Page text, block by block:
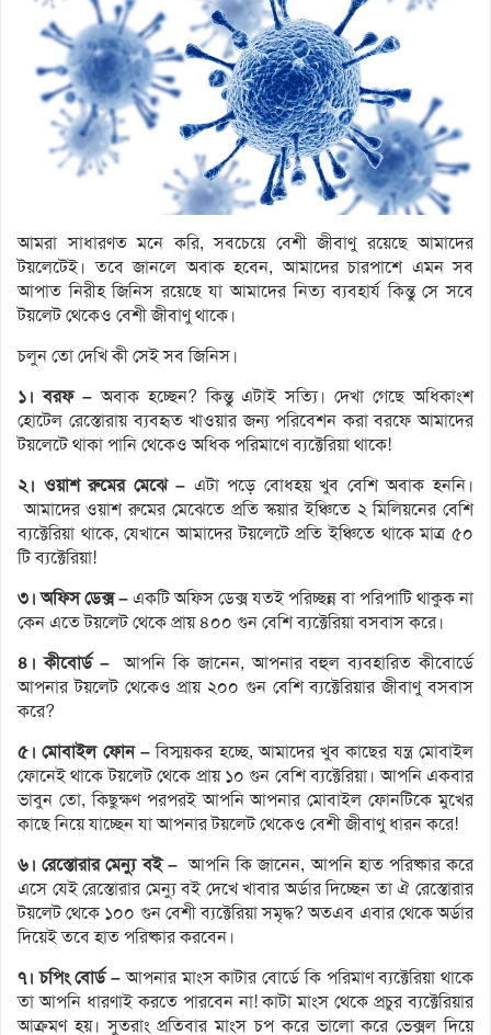
আমরা সাধারণত মনে করি, সবচেয়ে বেশী জীবাণু রয়েছে আমাদের
টয়লেটেই। তবে জানলে অবাক হবেন, আমাদের চারপাশে এমন সব
আপাত নিরীহ জিনিস রয়েছে যা আমাদের নিত্য ব্যবহার্য কিন্তু সে সবে
টয়লেট থেকেও বেশী জীবাণু থাকে।
চলুন তো দেখি কী সেই সব জিনিস।
১। বরফ –অবাক হচ্ছেন? কিন্তু এটাই সত্যি। দেখা গেছে অধিকাংশ
হোটেল রেস্তোরায় ব্যবহৃত খাওয়ার জন্য পরিবেশন করা বরফে আমাদের
টয়লেটে থাকা পানি থেকেও অধিক পরিমাণে ব্যক্টেরিয়া থাকে!
২। ওয়াশ রুমের মেঝে – এটা পড়ে বোধহয় খুব বেশি অবাক হননি।
আমাদের ওয়াশ রুমের মেঝেতে প্রতি স্কয়ার ইঞ্চিতে ২ মিলিয়নের বেশি
ব্যক্টেরিয়া থাকে, যেখানে আমাদের টয়লেটে প্রতি ইঞ্চিতে থাকে মাত্র ৫০
টি ব্যক্টেরিয়া!
৩। অফিস ডেক্স –একটি অফিস ডেক্স যতই পরিচ্ছন্ন বা পরিপাটি থাকুক না
কেন এতে টয়লেট থেকে প্রায় ৪০০ গুন বেশি ব্যক্টেরিয়া বসবাস করে।
৪। কীবোর্ড –আপনি কি জানেন, আপনার বহুল ব্যবহারিত কীবোর্ডে
আপনার টয়লেট থেকেও প্রায় ২০০ গুন বেশি ব্যক্টেরিয়ার জীবাণু বসবাস
করে?
৫। মোবাইল ফোন –বিস্ময়কর হচ্ছে, আমাদের খুব কাছের যন্ত্র মোবাইল
ফোনেই থাকে টয়লেট থেকে প্রায় ১০ গুন বেশি ব্যক্টেরিয়া। আপনি একবার
ভাবুন তো, কিছুক্ষণ পরপরই আপনি আপনার মোবাইল ফোনটিকে মুখের
কাছে নিয়ে যাচ্ছেন যা আপনার টয়লেট থেকেও বেশী জীবাণু ধারন করে!
৬। রেস্তোরার মেন্যু বই –আপনি কি জানেন, আপনি হাত পরিষ্কার করে
এসে যেই রেস্তোরার মেন্যু বই দেখে খাবার অর্ডার দিচ্ছেন তা ঐ রেস্তোরার
টয়লেট থেকে ১০০ গুন বেশী ব্যক্টেরিয়া সমৃদ্ধ? অতএব এবার থেকে অর্ডার
দিয়েই তবে হাত পরিষ্কার করবেন।
৭। চপিং বোর্ড –আপনার মাংস কাটার বোর্ডে কি পরিমাণ ব্যক্টেরিয়া থাকে
তা আপনি ধারণাই করতে পারবেন না! কাটা মাংস থেকে প্রচুর ব্যক্টেরিয়ার
আক্রমণ হয়। সুতরাং প্রতিবার মাংস চপ করে ভালো করে ভেক্সল দিয়ে